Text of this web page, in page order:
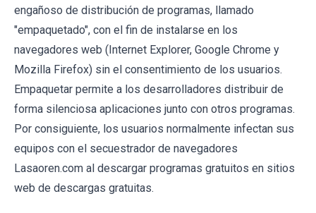
engañoso de distribución de programas, llamado
"empaquetado", con el fin de instalarse en los
navegadores web (Internet Explorer, Google Chrome y
Mozilla Firefox) sin el consentimiento de los usuarios.
Empaquetar permite a los desarrolladores distribuir de
forma silenciosa aplicaciones junto con otros programas.
Por consiguiente, los usuarios normalmente infectan sus
equipos con el secuestrador de navegadores
Lasaoren.com al descargar programas gratuitos en sitios
web de descargas gratuitas.